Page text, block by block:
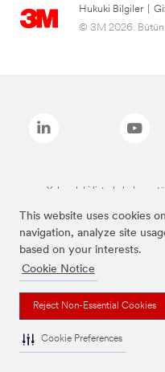
This website uses cookies
navigation, analyze site
based on your interests.
Cookie Notice
Reject Non-Essential Cookies
Cookie Preferences
Hukuki Bilgiler
© 3M 2026. Bütün
Yukarıdaki listede bulunan